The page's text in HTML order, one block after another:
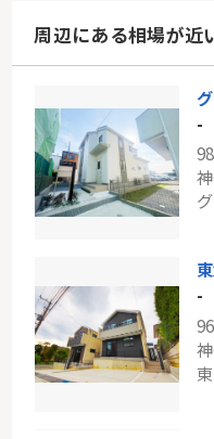
周辺にある相場が近
-
-